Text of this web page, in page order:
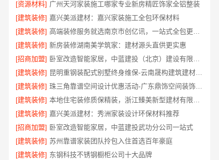
[资源材料] 广州天河家装施工哪家专业新房精匠饰家全铝整装
[建筑装修] 嘉兴美派建材：嘉兴家装施工全包环保材料
[建筑装修]
[建筑装修] 新房装修湖南美学筑家：建材源头直供更实惠
[招商加盟]
[建筑装修]
昆明重钢装配式别墅终身维保-云南晟构建筑建材有限公司
[建筑装修]
珠三角靠谱空间设计优惠活动-广东鼎饰空间装饰工程有限公司
[建筑装修]
[建筑装修] 嘉兴美派建材：秀洲家装设计环保材料推荐
[招商加盟] 卧室改造智能家居，中蓝建投武功分公司一站式
[建筑装修] 苏州靠谱家装团队拎包入住首选百年豪庭
[建筑装修] 东钢科技不锈钢橱柜公司十大品牌